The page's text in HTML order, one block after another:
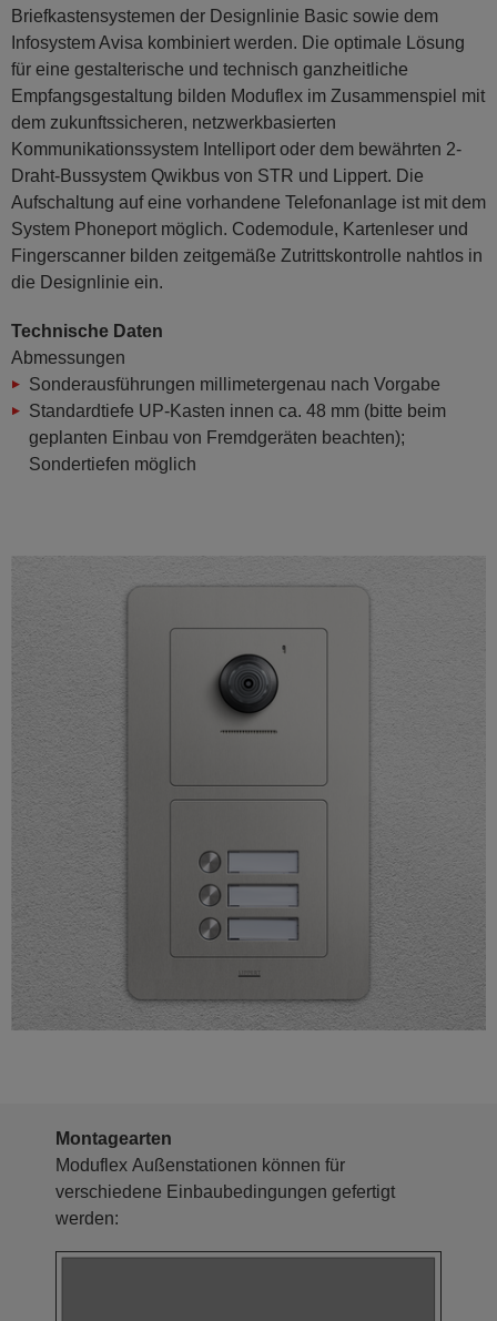
Briefkastensystemen der Designlinie Basic sowie dem
Infosystem Avisa kombiniert werden. Die optimale Lösung
für eine gestalterische und technisch ganzheitliche
Empfangsgestaltung bilden Moduflex im Zusammenspiel mit
dem zukunftssicheren, netzwerkbasierten
Kommunikationssystem Intelliport oder dem bewährten 2-
Draht-Bussystem Qwikbus von STR und Lippert. Die
Aufschaltung auf eine vorhandene Telefonanlage ist mit dem
System Phoneport möglich. Codemodule, Kartenleser und
Fingerscanner bilden zeitgemäße Zutrittskontrolle nahtlos in
die Designlinie ein.
Technische Daten
Abmessungen
Sonderausführungen millimetergenau nach Vorgabe
Standardtiefe UP-Kasten innen ca. 48 mm (bitte beim
geplanten Einbau von Fremdgeräten beachten);
Sondertiefen möglich
Montagearten
Moduflex Außenstationen können für
verschiedene Einbaubedingungen gefertigt
werden: